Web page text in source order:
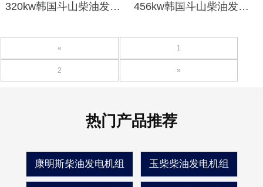
320kw韩国斗山柴油发电机 456kw韩国斗山柴油发电机
« 1
2 »
热门产品推荐
康明斯柴油发电机组 玉柴柴油发电机组